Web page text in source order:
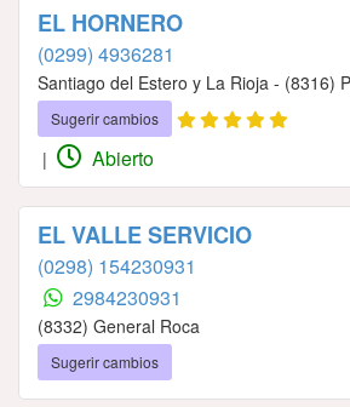
EL HORNERO
(0299) 4936281
Santiago del Estero y La Rioja - (8316)
Sugerir cambios
| Abierto
EL VALLE SERVICIO
(0298) 154230931
2984230931
(8332) General Roca
Sugerir cambios